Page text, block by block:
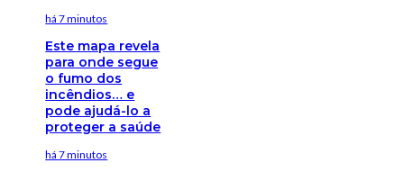
há 7 minutos
Este mapa revela
para onde segue
o fumo dos
incêndios… e
pode ajudá-lo a
proteger a saúde
há 7 minutos